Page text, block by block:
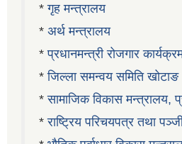
*गृह मन्त्रालय
* अर्थ मन्त्रालय
*प्रधानमन्त्री रोजगार
*जिल्ला समन्वय समिति खोटाङ
*सामाजिक विकास मन्त्रालय,
*राष्ट्रिय परिचयपत्र तथा